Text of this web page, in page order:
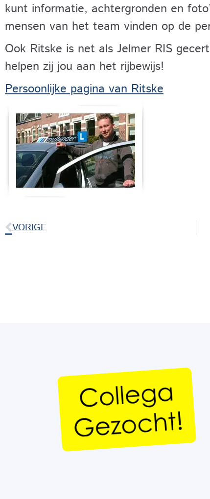
kunt informatie, achtergronden en
mensen van het team vinden op de
Ook Ritske is net als Jelmer RIS
helpen zij jou aan het rijbewijs!
Persoonlijke pagina van Ritske
VORIGE